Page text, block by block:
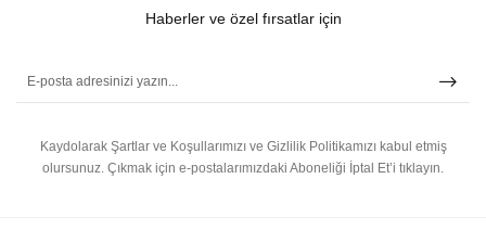
Haberler ve özel fırsatlar için
Kaydolarak Şartlar ve Koşullarımızı ve Gizlilik Politikamızı kabul etmiş
olursunuz. Çıkmak için e-postalarımızdaki Aboneliği İptal Et’i tıklayın.